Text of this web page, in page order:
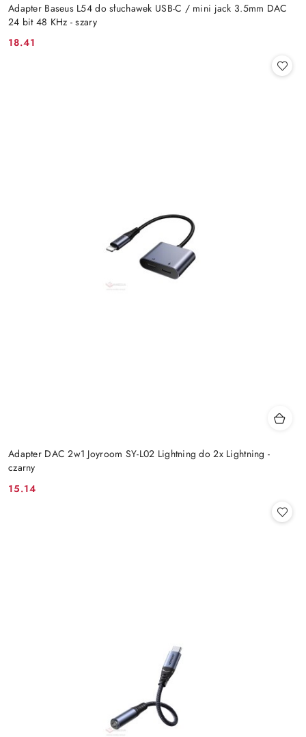
Adapter Baseus L54 do słuchawek USB-C / mini jack 3.5mm DAC
24 bit 48 KHz - szary
Cena:
18.41
Adapter DAC 2w1 Joyroom SY-L02 Lightning do 2x Lightning -
czarny
Cena:
15.14